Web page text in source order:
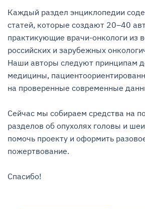
Каждый раздел энциклопедии
статей, которые создают 20–40
практикующие врачи-онкологи из
российских и зарубежных
Наши авторы следуют принципам
медицины,
на проверенные современные
Сейчас мы собираем средства на
разделов об опухолях головы и
помочь проекту и оформить
пожертвование.
Спасибо!